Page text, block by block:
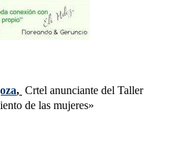
, Crtel anunciante del Taller
de las mujeres»